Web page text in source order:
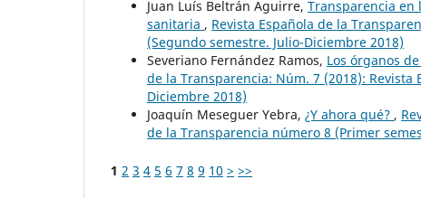
Juan Luís Beltrán Aguirre, Transparencia en
sanitaria , Revista Española de la
(Segundo semestre. Julio-Diciembre 2018)
Severiano Fernández Ramos, Los órganos
de la Transparencia: Núm. 7 (2018):
Diciembre 2018)
Joaquín Meseguer Yebra, ¿Y ahora qué? ,
de la Transparencia número 8 (Primer
1 2 3 4 5 6 7 8 9 10 > >>